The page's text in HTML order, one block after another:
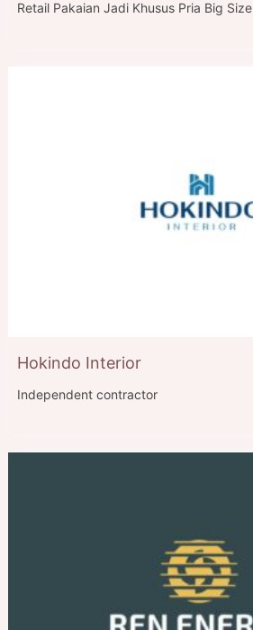
Retail Pakaian Jadi Khusus Pria Big Size
Hokindo Interior
Independent contractor